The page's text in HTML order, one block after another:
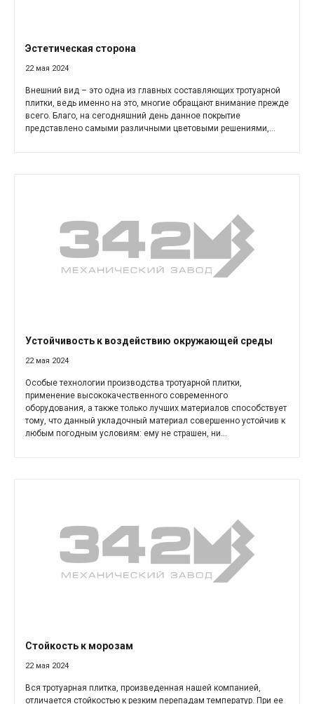
Эстетическая сторона
22 мая 2024
Внешний вид – это одна из главных составляющих тротуарной
плитки, ведь именно на это, многие обращают внимание прежде
всего. Благо, на сегодняшний день данное покрытие
представлено самыми различными цветовыми решениями,...
Устойчивость к воздействию окружающей среды
22 мая 2024
Особые технологии производства тротуарной плитки,
применение высококачественного современного
оборудования, а также только лучших материалов способствует
тому, что данный укладочный материал совершенно устойчив к
любым погодным условиям: ему не страшен, ни...
Стойкость к морозам
22 мая 2024
Вся тротуарная плитка, произведенная нашей компанией,
отличается стойкостью к резким перепадам температур. При ее